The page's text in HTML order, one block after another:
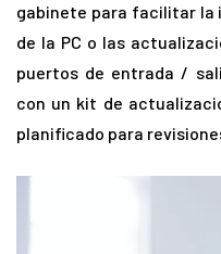
gabinete para facilitar la
de la PC o las
puertos de entrada /
con un kit de
planificado para